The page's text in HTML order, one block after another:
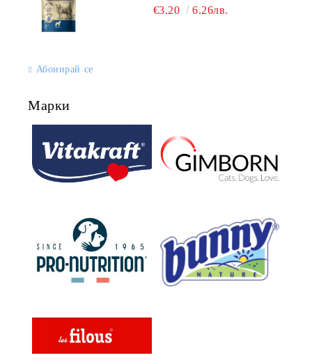
€3.20 6.26лв.
Абонирай се
Марки